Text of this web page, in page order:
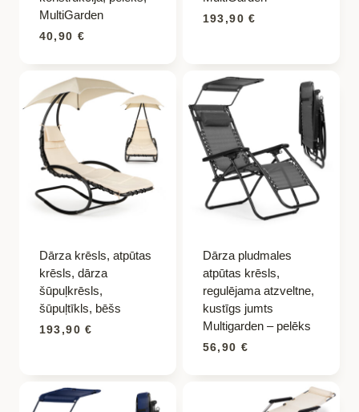
MultiGarden
40,90 €
193,90€
Dārza krēsls, atpūtas
krēsls, dārza
šūpuļkrēsls,
šūpuļtīkls, bēšs
193,90€
Dārza pludmales
atpūtas krēsls,
regulējama atzveltne,
kustīgs jumts
Multigarden – pelēks
56,90 €